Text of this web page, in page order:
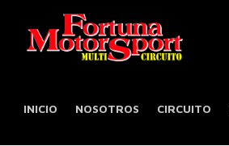
INICIO NOSOTROS CIRCUITO